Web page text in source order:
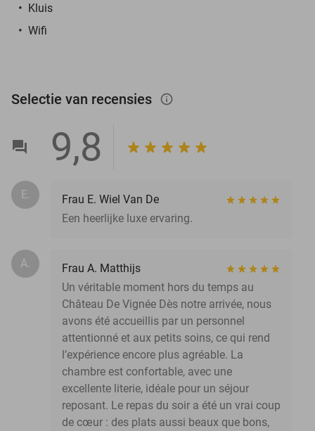
Kluis
Wifi
Selectie van recensies info_outlined
9,8
E.
Frau E. Wiel Van De
Een heerlijke luxe ervaring.
A.
Frau A. Matthijs
Un véritable moment hors du temps au
Château De Vignée Dès notre arrivée, nous
avons été accueillis par un personnel
attentionné et aux petits soins, ce qui rend
l’expérience encore plus agréable. La
chambre est confortable, avec une
excellente literie, idéale pour un séjour
reposant. Le repas du soir a été un vrai coup
de cœur : des plats aussi beaux que bons,